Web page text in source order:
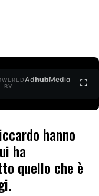
BY
AdhubMedia
hanno
ha
quello che è